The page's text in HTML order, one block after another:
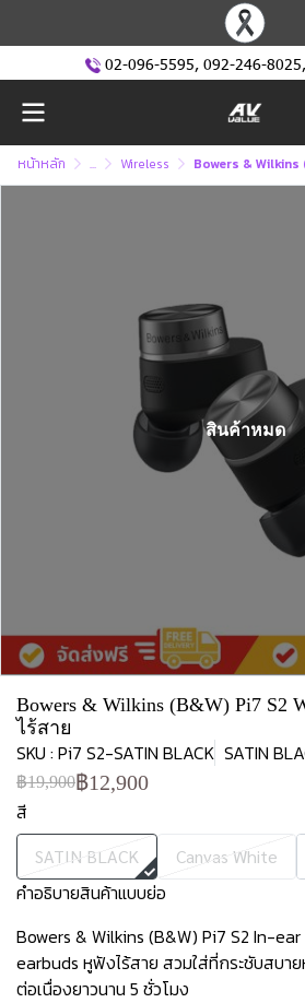
02-096-5595, 092-246-8025,
หน้าหลัก ... Wireless Bowers & Wilkins (B&W)
สินค้าหมด
Bowers & Wilkins (B&W) Pi7 S2
ไร้สาย
SKU : Pi7 S2-SATIN BLACK SATIN
฿19,900฿12,900
สี
SATIN BLACK Canvas White
คำอธิบายสินค้าแบบย่อ
Bowers & Wilkins (B&W) Pi7 S2 In-
earbuds หูฟังไร้สาย สวมใส่ที่กระชับสบา
ต่อเนื่องยาวนาน 5 ชั่วโมง